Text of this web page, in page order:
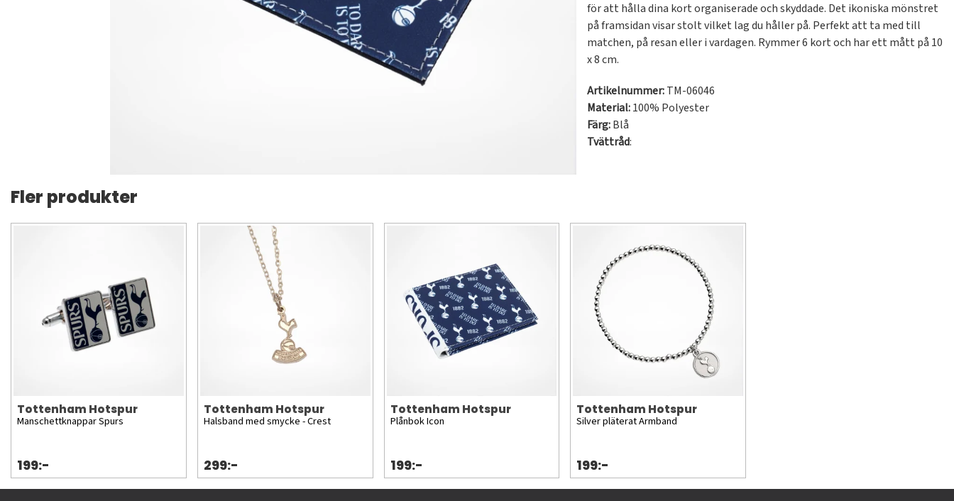
för att hålla dina kort organiserade och skyddade. Det ikoniska mönstret
på framsidan visar stolt vilket lag du håller på. Perfekt att ta med till
matchen, på resan eller i vardagen. Rymmer 6 kort och har ett mått på 10
x 8 cm.
Artikelnummer:TM-06046
Material:100% Polyester
Färg:Blå
Tvättråd:
Fler produkter
Tottenham Hotspur
Manschettknappar Spurs
199:-
Tottenham Hotspur
Halsband med smycke - Crest
299:-
Tottenham Hotspur
Plånbok Icon
199:-
Tottenham Hotspur
Silver pläterat Armband
199:-